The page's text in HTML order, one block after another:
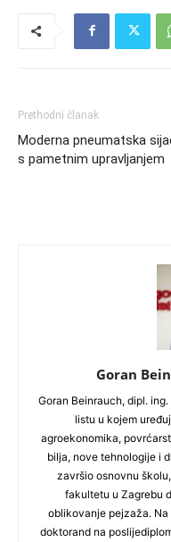
Prethodni članak
Moderna pneumatska
s pametnim upravljanjem
Goran
Goran Beinrauch, dipl.
listu u kojem
agroekonomika,
bilja, nove tehnologije i
završio osnovnu
fakultetu u Zagrebu
oblikovanje pejzaža.
doktorand na